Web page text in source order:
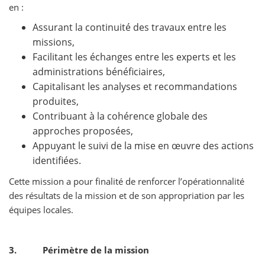
en :
Assurant la continuité des travaux entre les
missions,
Facilitant les échanges entre les experts et les
administrations bénéficiaires,
Capitalisant les analyses et recommandations
produites,
Contribuant à la cohérence globale des
approches proposées,
Appuyant le suivi de la mise en œuvre des actions
identifiées.
Cette mission a pour finalité de renforcer l’opérationnalité
des résultats de la mission et de son appropriation par les
équipes locales.
3. Périmètre de la mission